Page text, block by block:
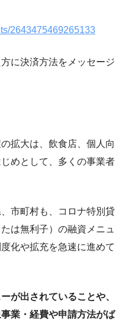
2643475469265133
に決済方法をメッセージ
拡大は、飲食店、個人向
めとして、多くの事業者
市町村も、コロナ特別貸
は無利子）の融資メニュ
化や拡充を急速に進めて
が出されていることや、
業・経費や申請方法がば